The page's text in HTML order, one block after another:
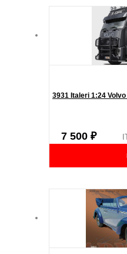
3931 Italeri 1:24
7 500 ₽